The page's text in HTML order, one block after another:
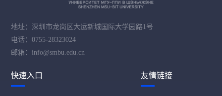
地址：深圳市龙岗区大运新城国际大学园路1号
电话：0755-28323024
邮箱：info@smbu.edu.cn
快速入口 友情链接